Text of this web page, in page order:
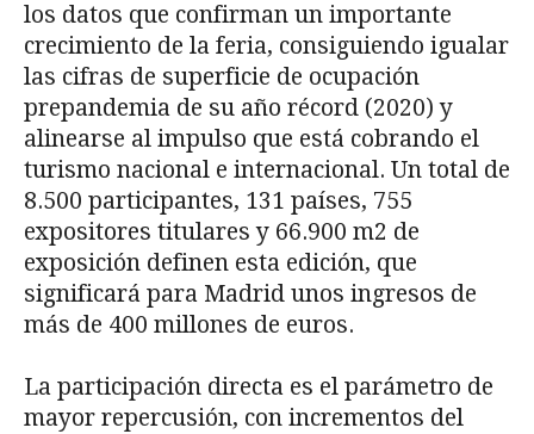
los datos que confirman un importante
crecimiento de la feria, consiguiendo igualar
las cifras de superficie de ocupación
prepandemia de su año récord (2020) y
alinearse al impulso que está cobrando el
turismo nacional e internacional. Un total de
8.500 participantes, 131 países, 755
expositores titulares y 66.900 m2 de
exposición definen esta edición, que
significará para Madrid unos ingresos de
más de 400 millones de euros.
La participación directa es el parámetro de
mayor repercusión, con incrementos del